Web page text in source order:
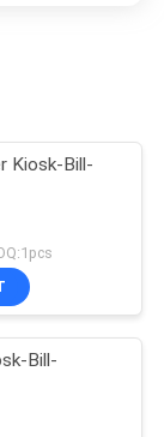
Kiosk-Bill-
Bill-